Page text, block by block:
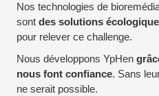
Nos technologies de
sont des solutions
pour relever ce challenge.
Nous développons YpHen
nous font confiance. Sans
ne serait possible.